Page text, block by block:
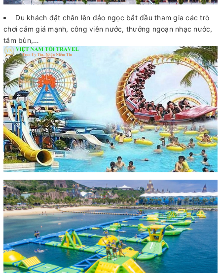
Du khách đặt chân lên đảo ngọc bắt đầu tham gia các trò
chơi cảm giá mạnh, công viên nước, thưởng ngoạn nhạc nước,
tắm bùn,…